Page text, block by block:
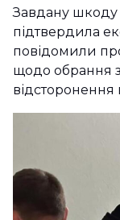
Завдану шкоду
підтвердила
повідомили
щодо обрання
відсторонення